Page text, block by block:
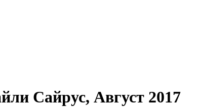
Сайрус, Август 2017